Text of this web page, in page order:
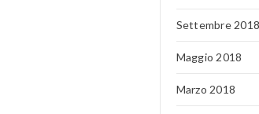
Settembre 2018
Maggio 2018
Marzo 2018